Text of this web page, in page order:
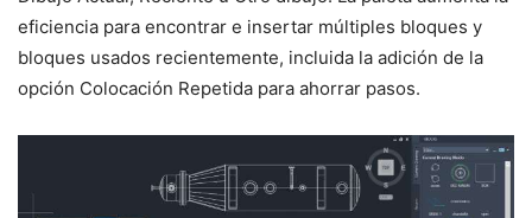
eficiencia para encontrar e insertar múltiples bloques y
bloques usados ​​recientemente, incluida la adición de la
opción Colocación Repetida para ahorrar pasos.